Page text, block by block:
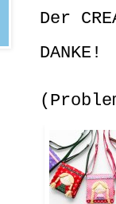
Der
DANKE!